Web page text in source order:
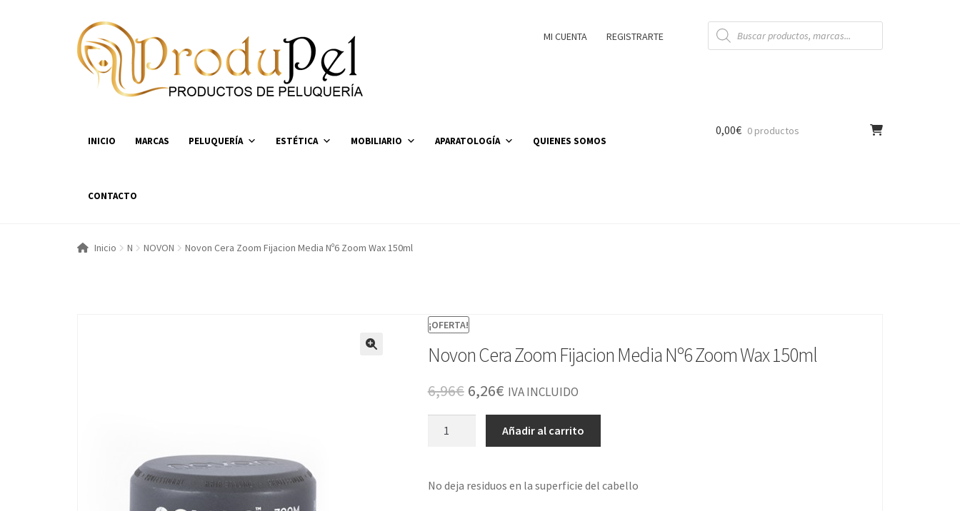
Ir
a
la
navegación
Ir
al
contenido
MI CUENTA REGISTRARTE
Búsqueda
de
productos
INICIO MARCAS PELUQUERÍA ESTÉTICA MOBILIARIO APARATOLOGÍA QUIENES SOMOS
CONTACTO
0,00€ 0 productos
Inicio N NOVON Novon Cera Zoom Fijacion Media Nº6 Zoom Wax 150ml
¡OFERTA!
Novon Cera Zoom Fijacion Media Nº6 Zoom Wax 150ml
6,96€ El
precio
original
6,96€.
6,26€El
precio
actual
6,26€.
IVA INCLUIDO
Media
Añadir al carrito
No deja residuos en la superficie del cabello